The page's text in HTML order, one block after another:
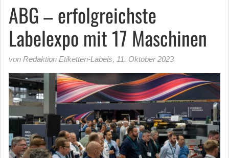
ABG – erfolgreichste
Labelexpo mit 17 Maschinen
von Redaktion Etiketten-Labels, 11. Oktober 2023